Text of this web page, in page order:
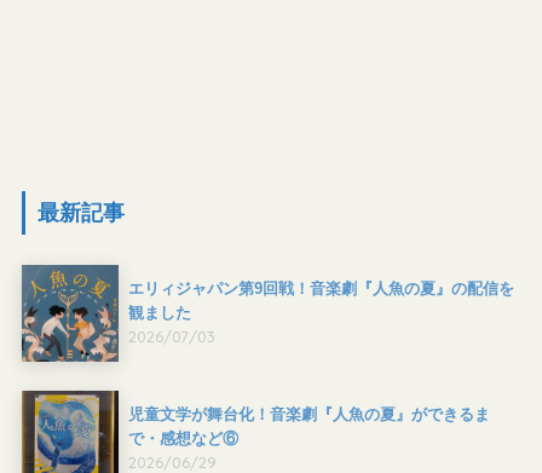
最新記事
エリィジャパン第9回戦！音楽劇『人魚の夏』の配信を
観ました
2026/07/03
児童文学が舞台化！音楽劇『人魚の夏』ができるま
で・感想など⑥
2026/06/29